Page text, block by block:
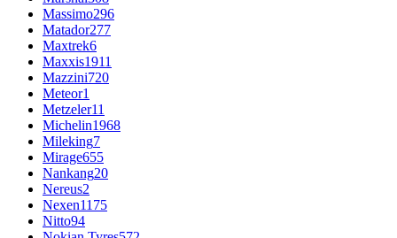
Massimo296
Matador277
Maxtrek6
Maxxis1911
Mazzini720
Meteor1
Metzeler11
Michelin1968
Mileking7
Mirage655
Nankang20
Nereus2
Nexen1175
Nitto94